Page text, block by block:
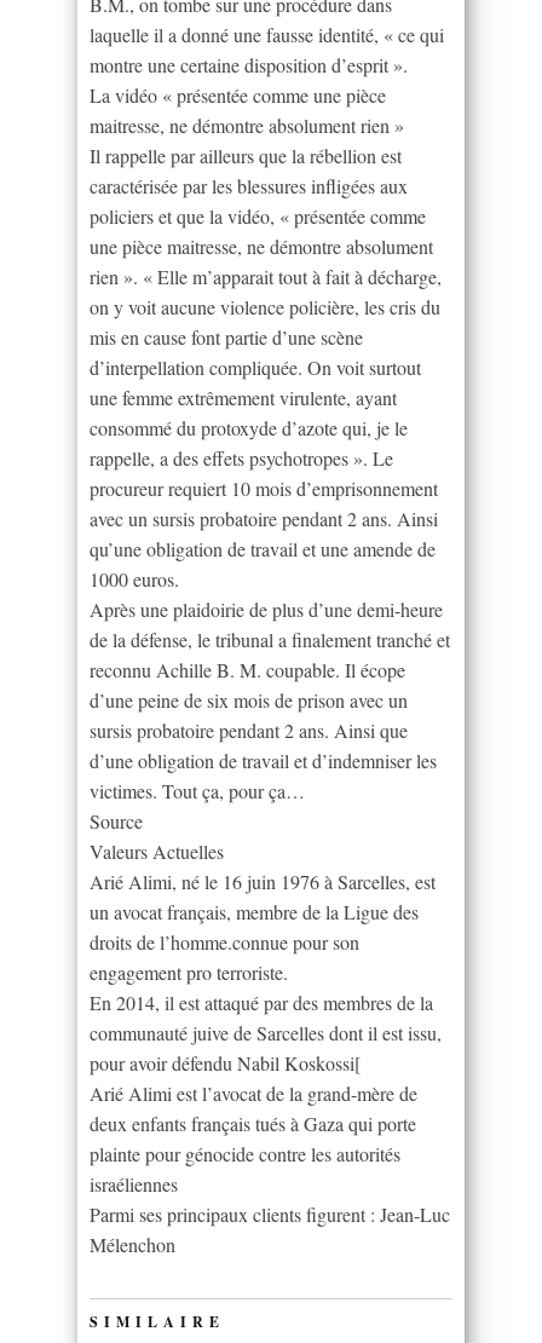
laquelle il a donné une fausse identité, « ce qui
montre une certaine disposition d’esprit ».
La vidéo « présentée comme une pièce
maitresse, ne démontre absolument rien »
Il rappelle par ailleurs que la rébellion est
caractérisée par les blessures infligées aux
policiers et que la vidéo, « présentée comme
une pièce maitresse, ne démontre absolument
rien ». « Elle m’apparait tout à fait à décharge,
on y voit aucune violence policière, les cris du
mis en cause font partie d’une scène
d’interpellation compliquée. On voit surtout
une femme extrêmement virulente, ayant
consommé du protoxyde d’azote qui, je le
rappelle, a des effets psychotropes ». Le
procureur requiert 10 mois d’emprisonnement
avec un sursis probatoire pendant 2 ans. Ainsi
qu’une obligation de travail et une amende de
1000 euros.
Après une plaidoirie de plus d’une demi-heure
de la défense, le tribunal a finalement tranché et
reconnu Achille B. M. coupable. Il écope
d’une peine de six mois de prison avec un
sursis probatoire pendant 2 ans. Ainsi que
d’une obligation de travail et d’indemniser les
victimes. Tout ça, pour ça…
Source
Valeurs Actuelles
Arié Alimi, né le 16 juin 1976 à Sarcelles, est
un avocat français, membre de la Ligue des
droits de l’homme.connue pour son
engagement pro terroriste.
En 2014, il est attaqué par des membres de la
communauté juive de Sarcelles dont il est issu,
pour avoir défendu Nabil Koskossi[
Arié Alimi est l’avocat de la grand-mère de
deux enfants français tués à Gaza qui porte
plainte pour génocide contre les autorités
israéliennes
Parmi ses principaux clients figurent : Jean-Luc
Mélenchon
SIMILAIRE